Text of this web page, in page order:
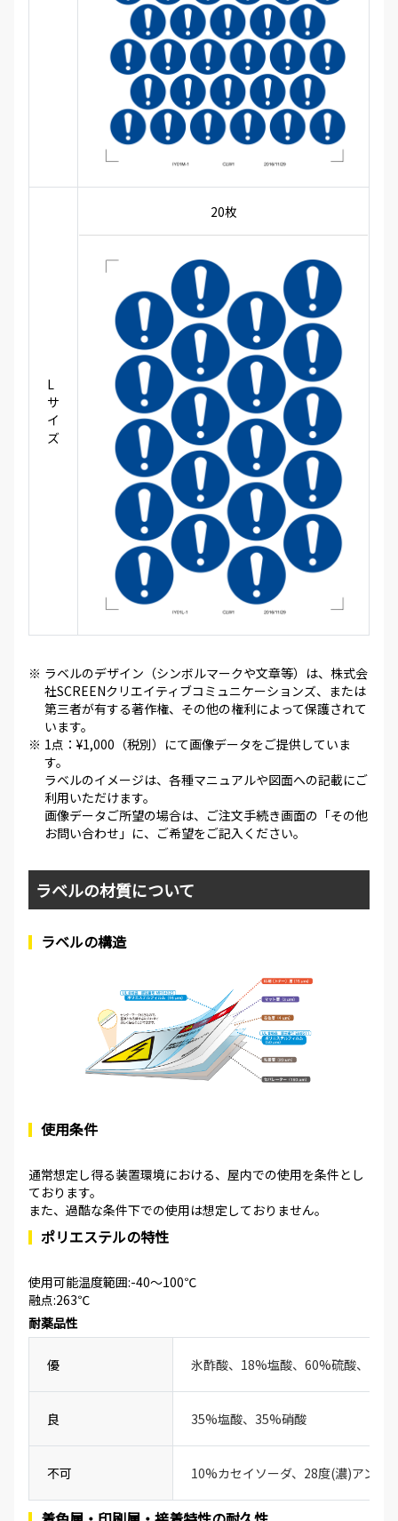
L
サ
イ
ズ
20枚
※ ラベルのデザイン（シンボルマークや文章等）は、株式会
社SCREENクリエイティブコミュニケーションズ、または
第三者が有する著作権、その他の権利によって保護されて
います。
※ 1点：¥1,000（税別）にて画像データをご提供していま
す。
ラベルのイメージは、各種マニュアルや図面への記載にご
利用いただけます。
画像データご所望の場合は、ご注文手続き画面の「その他
お問い合わせ」に、ご希望をご記入ください。
ラベルの材質について
ラベルの構造
使用条件
通常想定し得る装置環境における、屋内での使用を条件とし
ております。
また、過酷な条件下での使用は想定しておりません。
ポリエステルの特性
使用可能温度範囲:-40～100℃
融点:263℃
耐薬品性
優 氷酢酸、18%塩酸、60%硫酸、
良 35%塩酸、35%硝酸
不可 10%カセイソーダ、28度(濃)アンモ